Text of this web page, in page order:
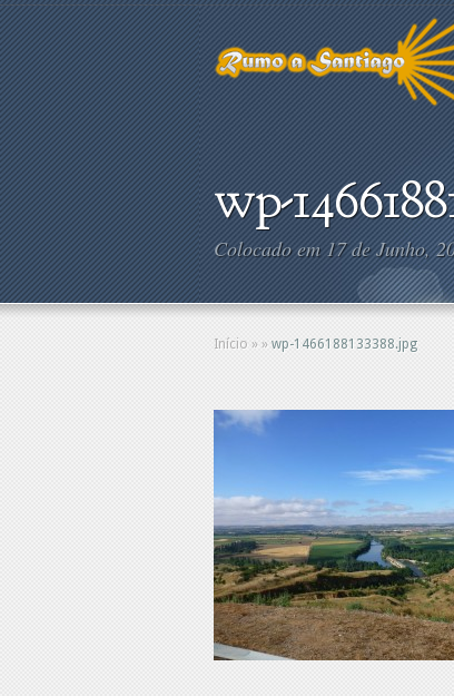
wp-
Colocado em 17 de Junho,
Início » » wp-1466188133388.jpg